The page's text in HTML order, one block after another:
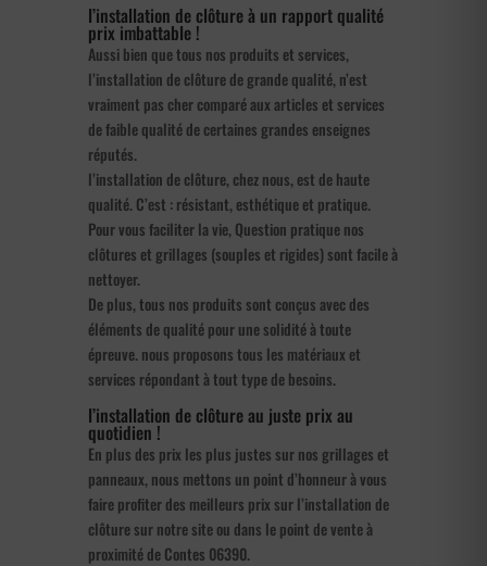
l’installation de clôture à un rapport qualité
prix imbattable !
Aussi bien que tous nos produits et services,
l’installation de clôture de grande qualité, n’est
vraiment pas cher comparé aux articles et services
de faible qualité de certaines grandes enseignes
réputés.
l’installation de clôture, chez nous, est de haute
qualité. C’est : résistant, esthétique et pratique.
Pour vous faciliter la vie, Question pratique nos
clôtures et grillages (souples et rigides) sont facile à
nettoyer.
De plus, tous nos produits sont conçus avec des
éléments de qualité pour une solidité à toute
épreuve. nous proposons tous les matériaux et
services répondant à tout type de besoins.
l’installation de clôture au juste prix au
quotidien !
En plus des prix les plus justes sur nos grillages et
panneaux, nous mettons un point d’honneur à vous
faire profiter des meilleurs prix sur l’installation de
clôture sur notre site ou dans le point de vente à
proximité de Contes 06390.